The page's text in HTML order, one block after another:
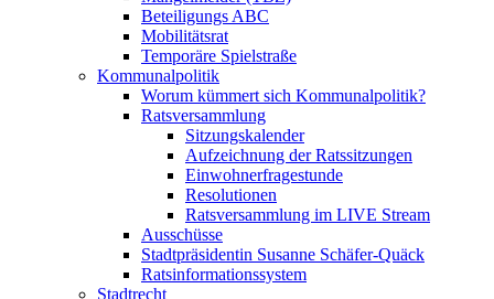
Beteiligungs ABC
Mobilitätsrat
Temporäre Spielstraße
Kommunalpolitik
Worum kümmert sich Kommunalpolitik?
Ratsversammlung
Sitzungskalender
Aufzeichnung der Ratssitzungen
Einwohnerfragestunde
Resolutionen
Ratsversammlung im LIVE Stream
Ausschüsse
Stadtpräsidentin Susanne Schäfer-Quäck
Ratsinformationssystem
Stadtrecht